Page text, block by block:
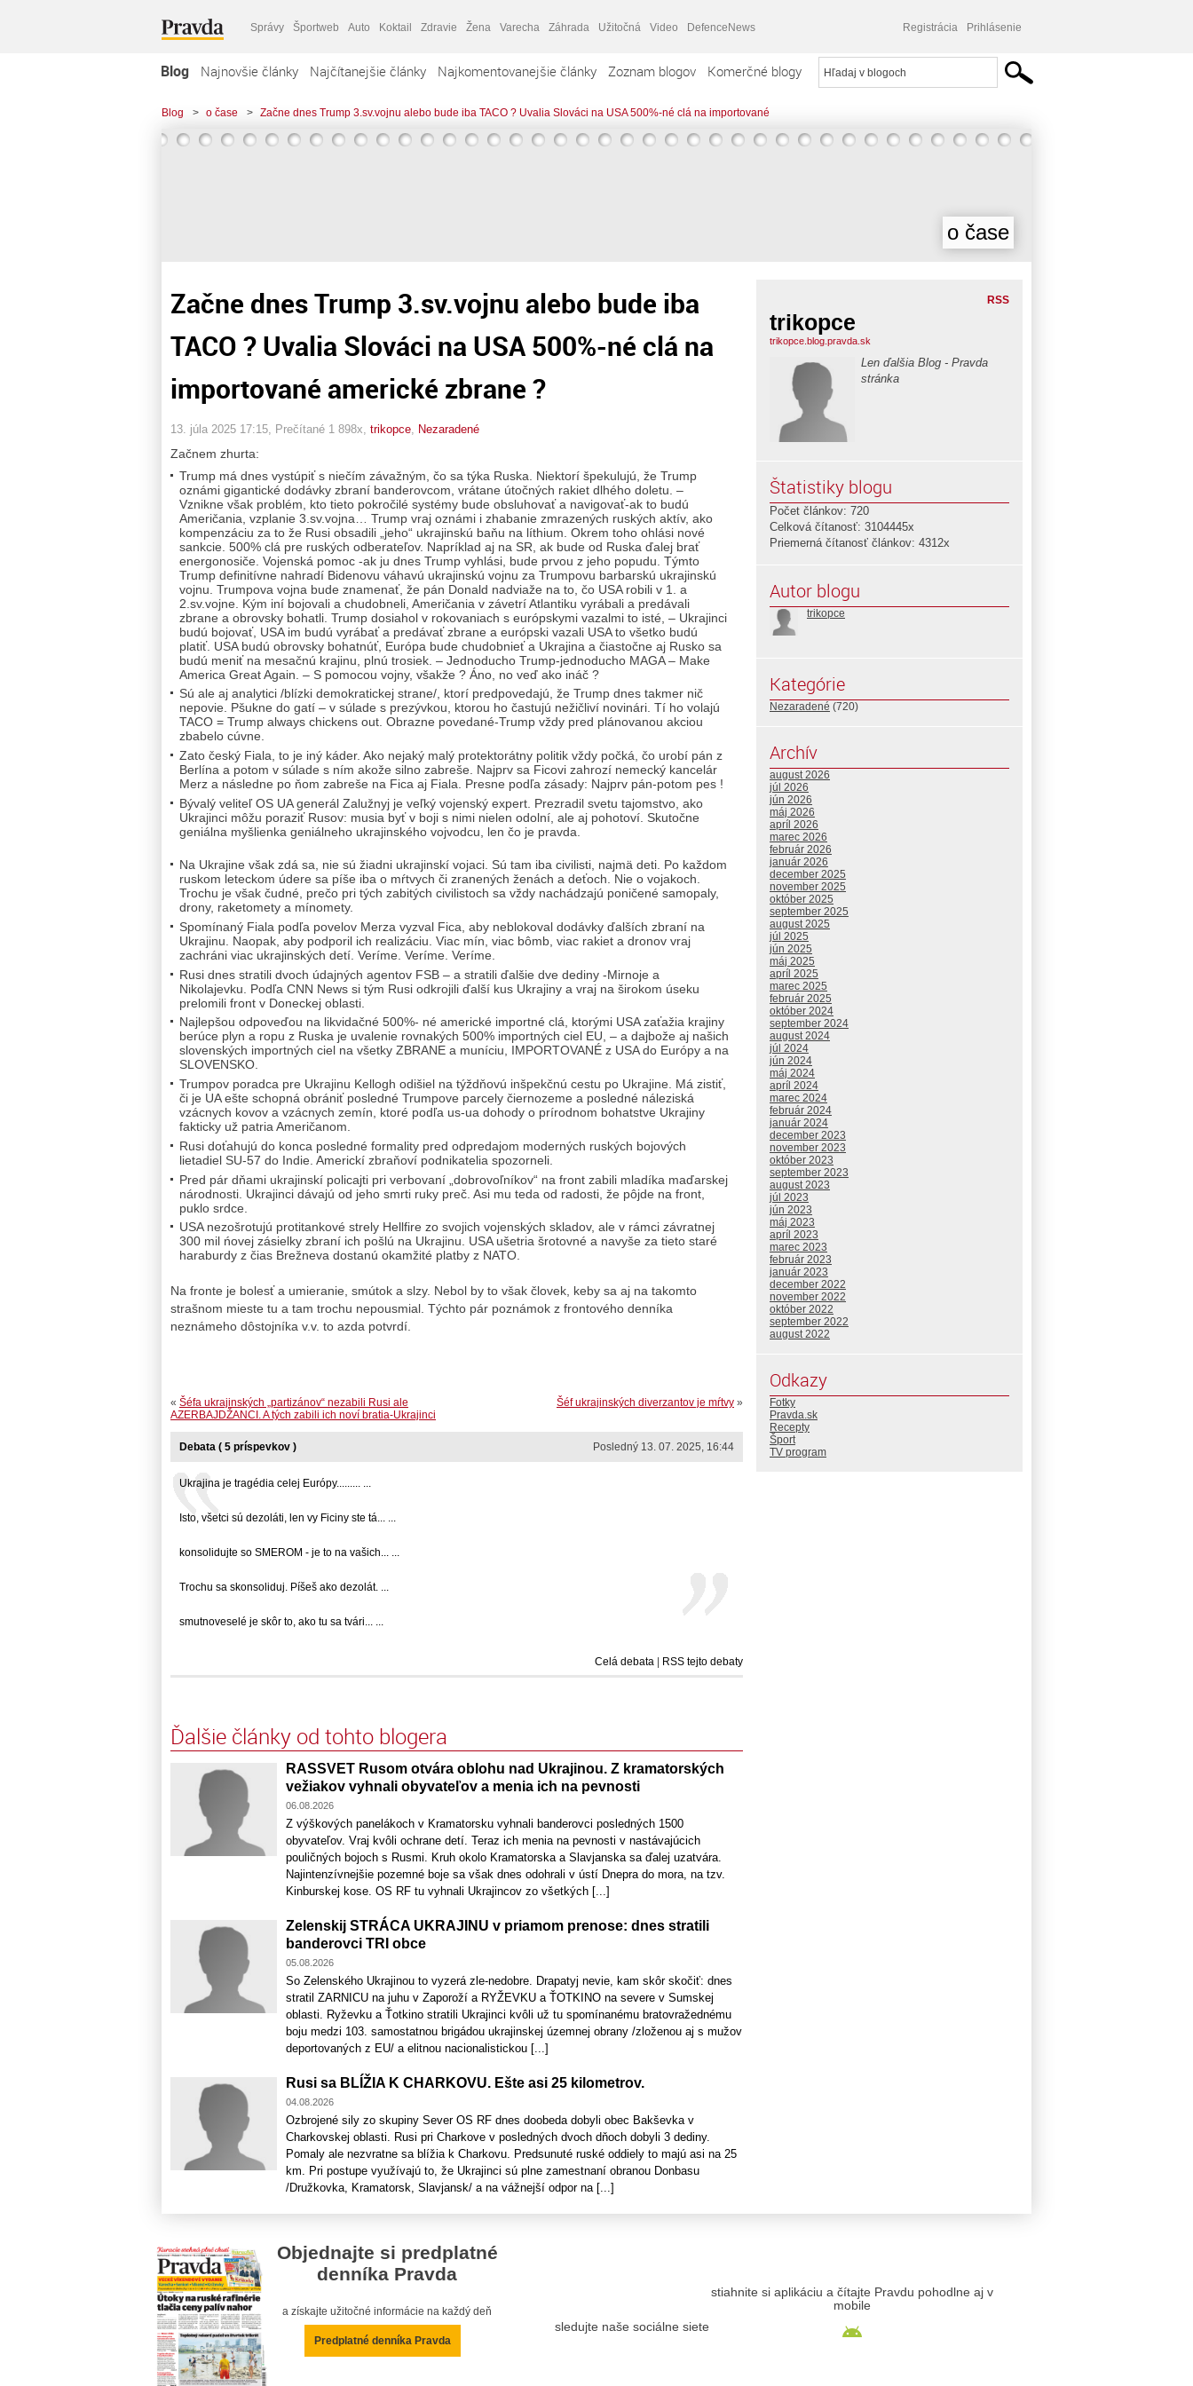
Správy Športweb Auto Koktail Zdravie Žena Varecha Záhrada Užitočná Video DefenceNews Registrácia Prihlásenie
Blog Najnovšie články Najčítanejšie články Najkomentovanejšie články Zoznam blogov Komerčné blogy
Blog > o čase > Začne dnes Trump 3.sv.vojnu alebo bude iba TACO ? Uvalia Slováci na USA 500%-né clá na importované
o čase
Začne dnes Trump 3.sv.vojnu alebo bude iba
TACO ? Uvalia Slováci na USA 500%-né clá na
importované americké zbrane ?
13. júla 2025 17:15 , Prečítané 1 898x, trikopce Nezaradené
Začnem zhurta:
Trump má dnes vystúpiť s niečím závažným, čo sa týka Ruska. Niektorí špekulujú, že Trump
oznámi gigantické dodávky zbraní banderovcom, vrátane útočných rakiet dlhého doletu. –
Vznikne však problém, kto tieto pokročilé systémy bude obsluhovať a navigovať-ak to budú
Američania, vzplanie 3.sv.vojna… Trump vraj oznámi i zhabanie zmrazených ruských aktív, ako
kompenzáciu za to že Rusi obsadili „jeho“ ukrajinskú baňu na líthium. Okrem toho ohlási nové
sankcie. 500% clá pre ruských odberateľov. Napríklad aj na SR, ak bude od Ruska ďalej brať
energonosiče. Vojenská pomoc -ak ju dnes Trump vyhlási, bude prvou z jeho popudu. Týmto
Trump definitívne nahradí Bidenovu váhavú ukrajinskú vojnu za Trumpovu barbarskú ukrajinskú
vojnu. Trumpova vojna bude znamenať, že pán Donald nadviaže na to, čo USA robili v 1. a
2.sv.vojne. Kým iní bojovali a chudobneli, Američania v závetrí Atlantiku vyrábali a predávali
zbrane a obrovsky bohatli. Trump dosiahol v rokovaniach s európskymi vazalmi to isté, – Ukrajinci
budú bojovať, USA im budú vyrábať a predávať zbrane a európski vazali USA to všetko budú
platiť. USA budú obrovsky bohatnúť, Európa bude chudobnieť a Ukrajina a čiastočne aj Rusko sa
budú meniť na mesačnú krajinu, plnú trosiek. – Jednoducho Trump-jednoducho MAGA – Make
America Great Again. – S pomocou vojny, všakže ? Áno, no veď ako ináč ?
Sú ale aj analytici /blízki demokratickej strane/, ktorí predpovedajú, že Trump dnes takmer nič
nepovie. Pšukne do gatí – v súlade s prezývkou, ktorou ho častujú nežičliví novinári. Tí ho volajú
TACO = Trump always chickens out. Obrazne povedané-Trump vždy pred plánovanou akciou
zbabelo cúvne.
Zato český Fiala, to je iný káder. Ako nejaký malý protektorátny politik vždy počká, čo urobí pán z
Berlína a potom v súlade s ním akože silno zabreše. Najprv sa Ficovi zahrozí nemecký kancelár
Merz a následne po ňom zabreše na Fica aj Fiala. Presne podľa zásady: Najprv pán-potom pes !
Bývalý veliteľ OS UA generál Zalužnyj je veľký vojenský expert. Prezradil svetu tajomstvo, ako
Ukrajinci môžu poraziť Rusov: musia byť v boji s nimi nielen odolní, ale aj pohotoví. Skutočne
geniálna myšlienka geniálneho ukrajinského vojvodcu, len čo je pravda.
Na Ukrajine však zdá sa, nie sú žiadni ukrajinskí vojaci. Sú tam iba civilisti, najmä deti. Po každom
ruskom leteckom údere sa píše iba o mŕtvych či zranených ženách a deťoch. Nie o vojakoch.
Trochu je však čudné, prečo pri tých zabitých civilistoch sa vždy nachádzajú poničené samopaly,
drony, raketomety a mínomety.
Spomínaný Fiala podľa povelov Merza vyzval Fica, aby neblokoval dodávky ďalších zbraní na
Ukrajinu. Naopak, aby podporil ich realizáciu. Viac mín, viac bômb, viac rakiet a dronov vraj
zachráni viac ukrajinských detí. Veríme. Veríme. Veríme.
Rusi dnes stratili dvoch údajných agentov FSB – a stratili ďalšie dve dediny -Mirnoje a
Nikolajevku. Podľa CNN News si tým Rusi odkrojili ďalší kus Ukrajiny a vraj na širokom úseku
prelomili front v Doneckej oblasti.
Najlepšou odpoveďou na likvidačné 500%- né americké importné clá, ktorými USA zaťažia krajiny
berúce plyn a ropu z Ruska je uvalenie rovnakých 500% importných ciel EU, – a dajbože aj našich
slovenských importných ciel na všetky ZBRANE a muníciu, IMPORTOVANÉ z USA do Európy a na
SLOVENSKO.
Trumpov poradca pre Ukrajinu Kellogh odišiel na týždňovú inšpekčnú cestu po Ukrajine. Má zistiť,
či je UA ešte schopná obrániť posledné Trumpove parcely čiernozeme a posledné náleziská
vzácnych kovov a vzácnych zemín, ktoré podľa us-ua dohody o prírodnom bohatstve Ukrajiny
fakticky už patria Američanom.
Rusi doťahujú do konca posledné formality pred odpredajom moderných ruských bojových
lietadiel SU-57 do Indie. Americkí zbraňoví podnikatelia spozorneli.
Pred pár dňami ukrajinskí policajti pri verbovaní „dobrovoľníkov“ na front zabili mladíka maďarskej
národnosti. Ukrajinci dávajú od jeho smrti ruky preč. Asi mu teda od radosti, že pôjde na front,
puklo srdce.
USA nezošrotujú protitankové strely Hellfire zo svojich vojenských skladov, ale v rámci závratnej
300 mil ńovej zásielky zbraní ich pošlú na Ukrajinu. USA ušetria šrotovné a navyše za tieto staré
haraburdy z čias Brežneva dostanú okamžité platby z NATO.
Na fronte je bolesť a umieranie, smútok a slzy. Nebol by to však človek, keby sa aj na takomto
strašnom mieste tu a tam trochu nepousmial. Týchto pár poznámok z frontového denníka
neznámeho dôstojníka v.v. to azda potvrdí.
Šéf ukrajinských diverzantov je mŕtvy »
« Šéfa ukrajinských „partizánov“ nezabili Rusi ale
AZERBAJDŽANCI. A tých zabili ich noví bratia-Ukrajinci
Posledný 13. 07. 2025, 16:44
Debata ( 5 príspevkov )
Ukrajina je tragédia celej Európy......... ...
Isto, všetci sú dezoláti, len vy Ficiny ste tá... ...
konsolidujte so SMEROM - je to na vašich... ...
Trochu sa skonsoliduj. Píšeš ako dezolát. ...
smutnoveselé je skôr to, ako tu sa tvári... ...
Celá debata RSS tejto debaty
Ďalšie články od tohto blogera
RASSVET Rusom otvára oblohu nad Ukrajinou. Z kramatorských
vežiakov vyhnali obyvateľov a menia ich na pevnosti
06.08.2026
Z výškových panelákoch v Kramatorsku vyhnali banderovci posledných 1500
obyvateľov. Vraj kvôli ochrane detí. Teraz ich menia na pevnosti v nastávajúcich
pouličných bojoch s Rusmi. Kruh okolo Kramatorska a Slavjanska sa ďalej uzatvára.
Najintenzívnejšie pozemné boje sa však dnes odohrali v ústí Dnepra do mora, na tzv.
Kinburskej kose. OS RF tu vyhnali Ukrajincov zo všetkých [...]
Zelenskij STRÁCA UKRAJINU v priamom prenose: dnes stratili
banderovci TRI obce
05.08.2026
So Zelenského Ukrajinou to vyzerá zle-nedobre. Drapatyj nevie, kam skôr skočiť: dnes
stratil ZARNICU na juhu v Zaporoží a RYŽEVKU a ŤOTKINO na severe v Sumskej
oblasti. Ryževku a Ťotkino stratili Ukrajinci kvôli už tu spomínanému bratovražednému
boju medzi 103. samostatnou brigádou ukrajinskej územnej obrany /zloženou aj s mužov
deportovaných z EU/ a elitnou nacionalistickou [...]
Rusi sa BLÍŽIA K CHARKOVU. Ešte asi 25 kilometrov.
04.08.2026
Ozbrojené sily zo skupiny Sever OS RF dnes doobeda dobyli obec Bakševka v
Charkovskej oblasti. Rusi pri Charkove v posledných dvoch dňoch dobyli 3 dediny.
Pomaly ale nezvratne sa blížia k Charkovu. Predsunuté ruské oddiely to majú asi na 25
km. Pri postupe využívajú to, že Ukrajinci sú plne zamestnaní obranou Donbasu
/Družkovka, Kramatorsk, Slavjansk/ a na vážnejší odpor na [...]
RSS
trikopce
trikopce.blog.pravda.sk
Len ďalšia Blog - Pravda
stránka
Štatistiky blogu
Počet článkov: 720
Celková čítanosť: 3104445x
Priemerná čítanosť článkov: 4312x
Autor blogu
trikopce
Kategórie
Nezaradené (720)
Archív
august 2026
júl 2026
jún 2026
máj 2026
apríl 2026
marec 2026
február 2026
január 2026
december 2025
november 2025
október 2025
september 2025
august 2025
júl 2025
jún 2025
máj 2025
apríl 2025
marec 2025
február 2025
október 2024
september 2024
august 2024
júl 2024
jún 2024
máj 2024
apríl 2024
marec 2024
február 2024
január 2024
december 2023
november 2023
október 2023
september 2023
august 2023
júl 2023
jún 2023
máj 2023
apríl 2023
marec 2023
február 2023
január 2023
december 2022
november 2022
október 2022
september 2022
august 2022
Odkazy
Fotky
Pravda.sk
Recepty
Šport
TV program
Objednajte si predplatné
denníka Pravda
a získajte užitočné informácie na každý deň
Predplatné denníka Pravda
sledujte naše sociálne siete
stiahnite si aplikáciu a čítajte Pravdu pohodlne aj v
mobile